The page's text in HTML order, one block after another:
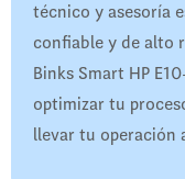
técnico y asesoría
confiable y de alto
Binks Smart HP
optimizar tu
llevar tu operación